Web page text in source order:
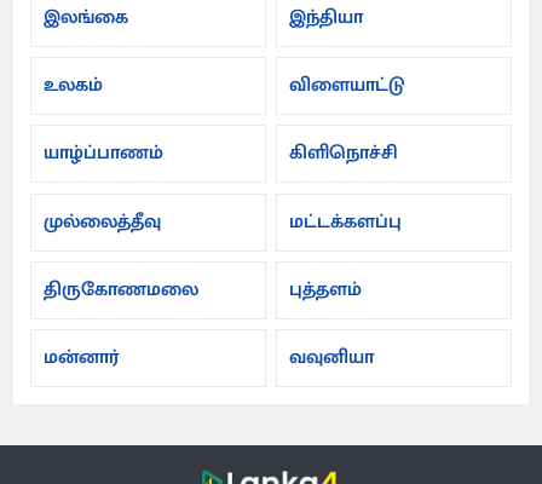
இலங்கை
இந்தியா
உலகம் விளையாட்டு
யாழ்ப்பாணம் கிளிநொச்சி
முல்லைத்தீவு மட்டக்களப்பு
திருகோணமலை புத்தளம்
மன்னார் வவுனியா